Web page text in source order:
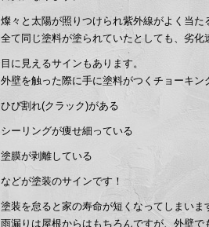
燦々と太陽が照りつけられ紫外線がよく当た
全て同じ塗料が塗られていたとしても、劣化
目に見えるサインもあります。
外壁を触った際に手に塗料がつくチョーキン
ひび割れ(クラック)がある
シーリングが痩せ細っている
塗膜が剥離している
などが塗装のサインです！
塗装を怠ると家の寿命が短くなってしまいま
雨漏りは屋根からはもちろんですが、外壁